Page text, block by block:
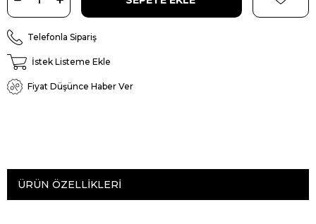
Telefonla Sipariş
İstek Listeme Ekle
Fiyat Düşünce Haber Ver
ÜRÜN ÖZELLIKLERI